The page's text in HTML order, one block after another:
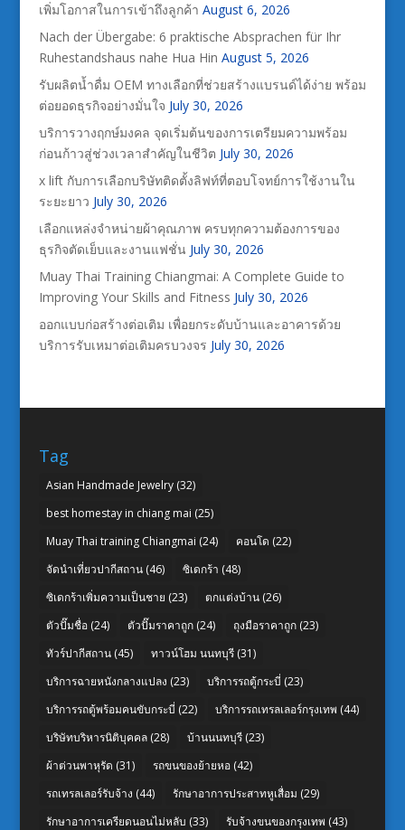
เพิ่มโอกาสในการเข้าถึงลูกค้า August 6, 2026
Nach der Übergabe: 6 praktische Absprachen für Ihr
Ruhestandshaus nahe Hua Hin August 5, 2026
รับผลิตน้ำดื่ม OEM ทางเลือกที่ช่วยสร้างแบรนด์ได้ง่าย พร้อม
ต่อยอดธุรกิจอย่างมั่นใจ July 30, 2026
บริการวางฤกษ์มงคล จุดเริ่มต้นของการเตรียมความพร้อม
ก่อนก้าวสู่ช่วงเวลาสำคัญในชีวิต July 30, 2026
x lift กับการเลือกบริษัทติดตั้งลิฟท์ที่ตอบโจทย์การใช้งานใน
ระยะยาว July 30, 2026
เลือกแหล่งจำหน่ายผ้าคุณภาพ ครบทุกความต้องการของ
ธุรกิจตัดเย็บและงานแฟชั่น July 30, 2026
Muay Thai Training Chiangmai: A Complete Guide to
Improving Your Skills and Fitness July 30, 2026
ออกแบบก่อสร้างต่อเติม เพื่อยกระดับบ้านและอาคารด้วย
บริการรับเหมาต่อเติมครบวงจร July 30, 2026
Tag
Asian Handmade Jewelry(32)
best homestay in chiang mai (25)
Muay Thai training Chiangmai (24) คอนโด (22)
จัดนำเที่ยวปากีสถาน(46) ซิเดกร้า (48)
ซิเดกร้าเพิ่มความเป็นชาย (23) ตกแต่งบ้าน(26)
ตัวปั๊มชื่อ(24) ตัวปั๊มราคาถูก(24) ถุงมือราคาถูก(23)
ทัวร์ปากีสถาน(45) ทาวน์โฮม นนทบุรี(31)
บริการฉายหนังกลางแปลง (23) บริการรถตู้กระบี่ (23)
บริการรถตู้พร้อมคนขับกระบี่ (22) บริการรถเทรลเลอร์กรุงเทพ (44)
บริษัทบริหารนิติบุคคล(28) บ้านนนทบุรี(23)
ผ้าต่วนพาหุรัด (31) รถขนของย้ายหอ(42)
รถเทรลเลอร์รับจ้าง (44) รักษาอาการประสาทหูเสื่อม (29)
รักษาอาการเครียดนอนไม่หลับ (33) รับจ้างขนของกรุงเทพ (43)